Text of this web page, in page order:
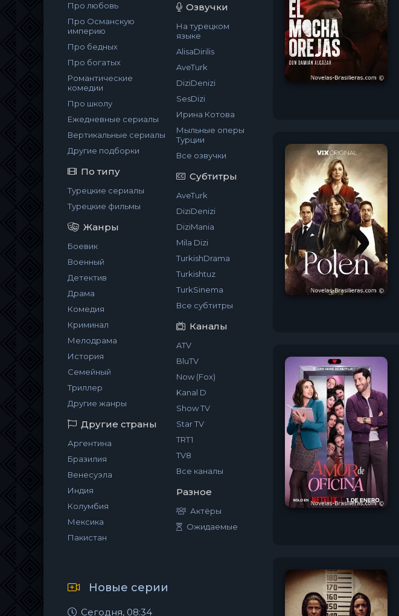
Про любовь
Про Османскую
империю
Про бедных
Про богатых
Романтические
комедии
Про школу
Ежедневные сериалы
Вертикальные сериалы
Другие подборки
По типу
Турецкие сериалы
Турецкие фильмы
Жанры
Боевик
Военный
Детектив
Драма
Комедия
Криминал
Мелодрама
История
Семейный
Триллер
Другие жанры
Другие страны
Аргентина
Бразилия
Венесуэла
Индия
Колумбия
Мексика
Пакистан
Озвучки
На турецком
языке
AlisaDirilis
AveTurk
DiziDenizi
SesDizi
Ирина Котова
Мыльные оперы
Турции
Все озвучки
Субтитры
AveTurk
DiziDenizi
DiziMania
Mila Dizi
TurkishDrama
Turkishtuz
TurkSinema
Все субтитры
Каналы
ATV
BluTV
Now (Fox)
Kanal D
Show TV
Star TV
TRT1
TV8
Все каналы
Разное
Актёры
Ожидаемые
Новые серии
Сегодня, 08:34